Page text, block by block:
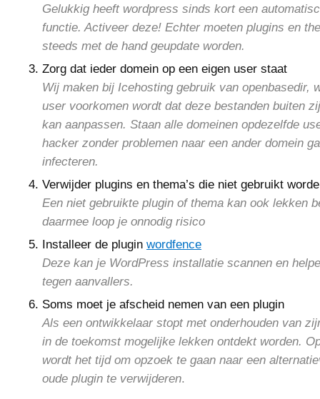
Gelukkig heeft wordpress sinds kort een
functie. Activeer deze! Echter moeten plugins en
steeds met de hand geupdate worden.
Zorg dat ieder domein op een eigen user staat
Wij maken bij Icehosting gebruik van openbasedir,
user voorkomen wordt dat deze bestanden buiten
kan aanpassen. Staan alle domeinen opdezelfde
hacker zonder problemen naar een ander domein
infecteren.
Verwijder plugins en thema’s die niet gebruikt
Een niet gebruikte plugin of thema kan ook lekken
daarmee loop je onnodig risico
Installeer de plugin wordfence
Deze kan je WordPress installatie scannen en
tegen aanvallers.
Soms moet je afscheid nemen van een plugin
Als een ontwikkelaar stopt met onderhouden van
in de toekomst mogelijke lekken ontdekt worden.
wordt het tijd om opzoek te gaan naar een
oude plugin te verwijderen.